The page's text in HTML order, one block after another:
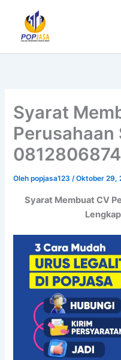
konten
Syarat
Perusahaan
Olehpopjasa123/Oktober 29,
Syarat Membuat CV